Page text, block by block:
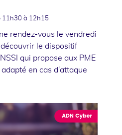
11h30 à 12h15
rendez-vous le vendredi
le dispositif
qui propose aux PME
en cas d'attaque